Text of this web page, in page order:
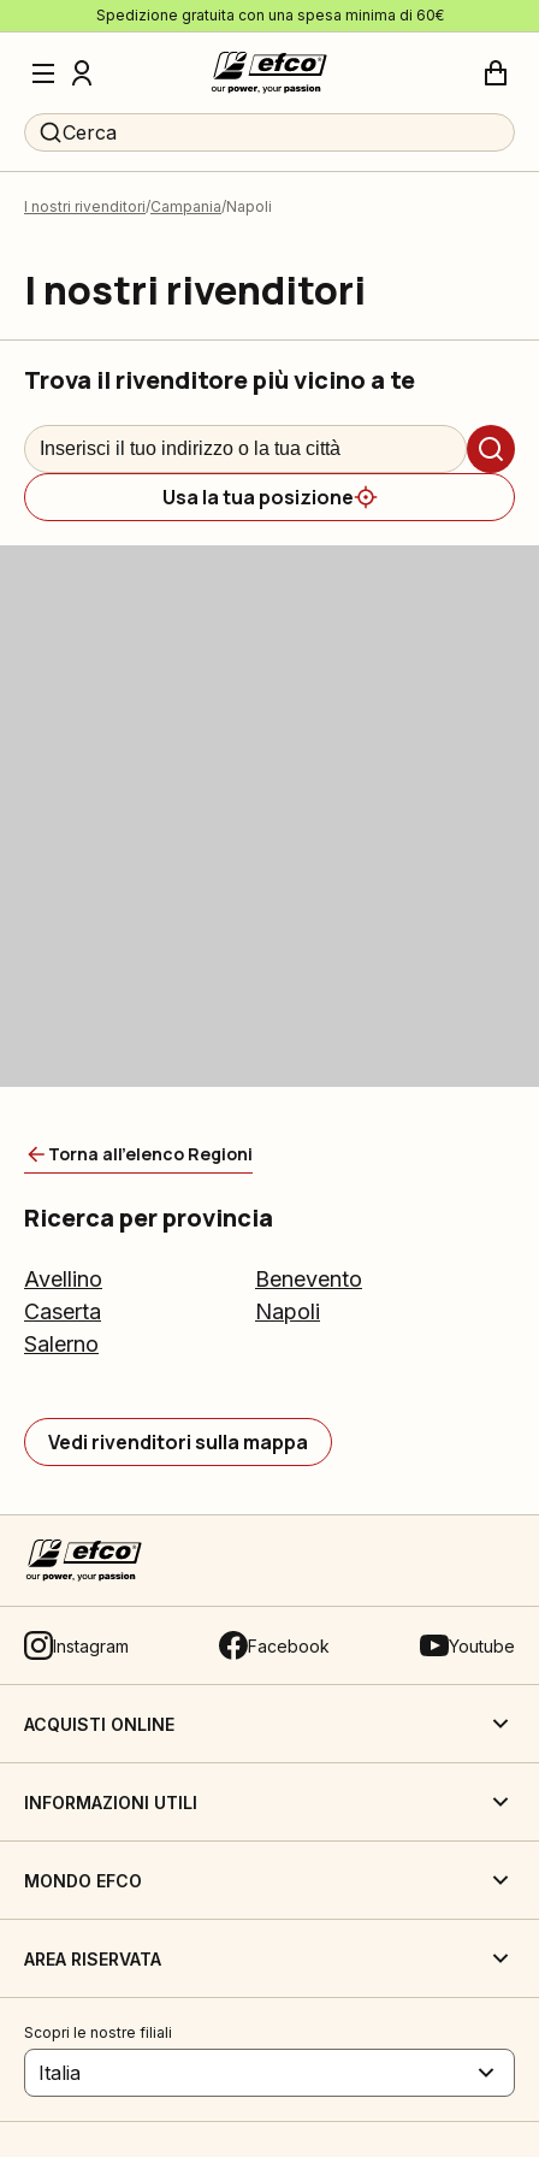
Spedizione gratuita con una spesa minima di 60€
Cerca
I nostri rivenditori Campania Napoli
I nostri rivenditori
Trova il rivenditore più vicino a te
Usa la tua posizione
Torna all'elenco Regioni
Ricerca per provincia
Avellino
Benevento
Caserta
Napoli
Salerno
Vedi rivenditori sulla mappa
Instagram Facebook Youtube
ACQUISTI ONLINE
INFORMAZIONI UTILI
MONDO EFCO
AREA RISERVATA
Scopri le nostre filiali
Italia